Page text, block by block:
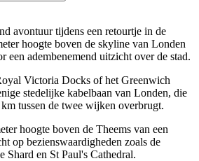
avontuur tijdens een retourtje in de
hoogte boven de skyline van Londen
een adembenemend uitzicht over de stad.
Victoria Docks of het Greenwich
stedelijke kabelbaan van Londen, die
tussen de twee wijken overbrugt.
hoogte boven de Theems van een
op bezienswaardigheden zoals de
Shard en St Paul's Cathedral.